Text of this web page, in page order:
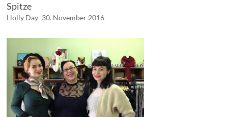
Spitze
Holly Day 30. November 2016